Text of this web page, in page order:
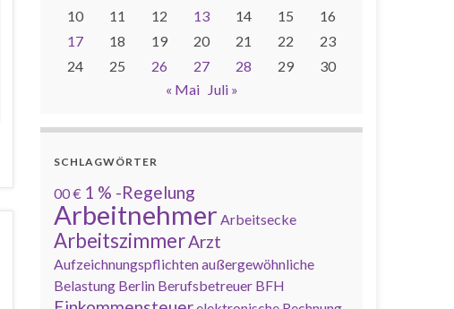
10
11 12 13 14 15
16
17
18 19 20 21 22
23
24
25 26 27 28 29
30
« Mai
Juli »
SCHLAGWÖRTER
00 € 1 % -Regelung
Arbeitnehmer Arbeitsecke
ArbeitszimmerArzt
Aufzeichnungspflichtenaußergewöhnliche
Belastung Berlin Berufsbetreuer BFH